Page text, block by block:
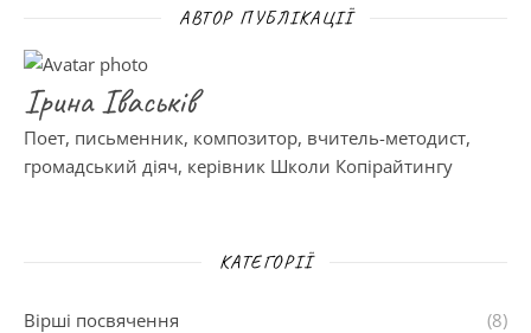
АВТОР ПУБЛІКАЦІЇ
Ірина Іваськів
Поет, письменник, композитор, вчитель-методист,
громадський діяч, керівник Школи Копірайтингу
КАТЕГОРІЇ
Вірші посвячення (8)